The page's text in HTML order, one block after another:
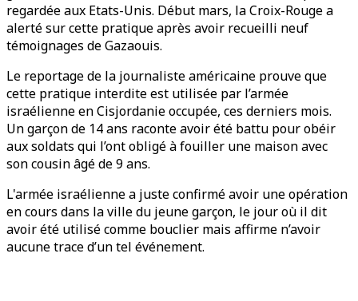
regardée aux Etats-Unis. Début mars, la Croix-Rouge a
alerté sur cette pratique après avoir recueilli neuf
témoignages de Gazaouis.
Le reportage de la journaliste américaine prouve que
cette pratique interdite est utilisée par l’armée
israélienne en Cisjordanie occupée, ces derniers mois.
Un garçon de 14 ans raconte avoir été battu pour obéir
aux soldats qui l’ont obligé à fouiller une maison avec
son cousin âgé de 9 ans.
L'armée israélienne a juste confirmé avoir une opération
en cours dans la ville du jeune garçon, le jour où il dit
avoir été utilisé comme bouclier mais affirme n’avoir
aucune trace d’un tel événement.